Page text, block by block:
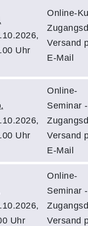
Uhr
Online-
Versand
E-Mail
Uhr
Online-
Seminar -
Versand
E-Mail
Uhr
Online-
Seminar -
Versand